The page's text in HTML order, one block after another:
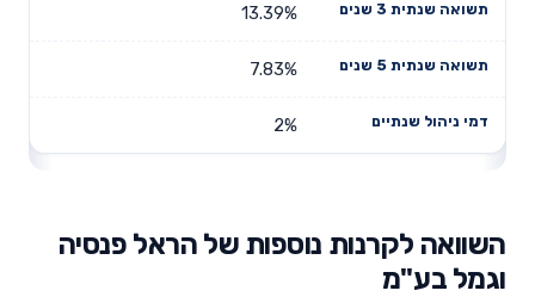
13.39%
7.83%
2%
השוואה לקרנות נוספות של הראל פנסיה
וגמל בע"מ